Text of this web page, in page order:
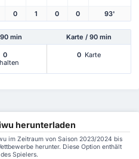
0 1 0 0 93'
min Karte / 90 min
0
0 Karte
herunterladen
im Zeitraum von Saison 2023/2024 bis
herunter. Diese Option enthält
Spielers.